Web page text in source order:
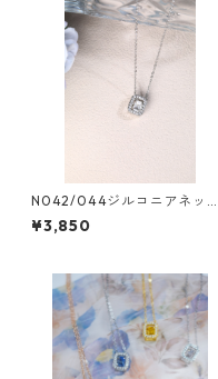
N042/044ジルコニアネック
レス
¥3,850